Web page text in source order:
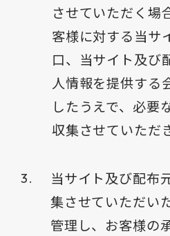
させていただく場
客様に対する当サ
口、当サイト及び
人情報を提供する
したうえで、必要
収集させていただ
当サイト及び配布
集させていただい
管理し、お客様の